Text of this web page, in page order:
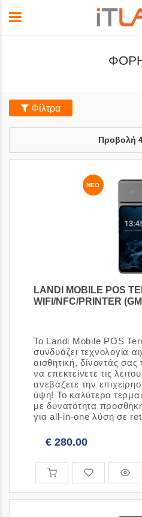
Φίλτρα
Προβολή
ΝΈΟ
LANDI MOBILE POS
WIFI/NFC/PRINTER
Το Landi Mobile POS
συνδυάζει τεχνολογία
αισθητική, δίνοντάς σας
να επεκτείνετε τις
ανεβάζετε την
ύψη! Το καλύτερο
με δυνατότητα
για all-in-one λύση σε
€ 280.00